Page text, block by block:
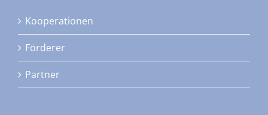
Produktseite
werden
Kooperationen
Förderer
Partner